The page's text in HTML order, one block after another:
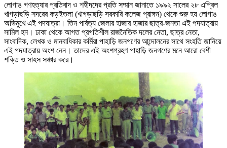
লোগাঙ গণহত্যার প্রতিবাদ ও শহীদদের প্রতি সম্মান জানাতে ১৯৯২ সালের ২৮ এপ্রিল
খাগড়াছড়ি সদরের কড়ইতলা (খাগড়াছড়ি সরকারি কলেজ প্রাঙ্গন) থেকে শুরু হয় লোগাঙ
অভিমুখে এই পদযাত্রা। তিন পার্বত্য জেলার হাজার হাজার ছাত্র-জনতা এই পদযাত্রায়
সামিল হন। ঢাকা থেকে আগত প্রগতিশীল রাজনৈতিক দলের নেতা, ছাত্র নেতা,
সাংবাদিক, লেখক ও মানবাধিকার কর্মিরা পাহাড়ি জনগণের আন্দোলনের সাথে সংহতি জানিয়ে
এই পদযাত্রায় অংশ নেন। তাদের এই অংশগ্রহণ পাহাড়ি জনগণের মনে আরো বেশী
শক্তি ও সাহস সঞ্চার করে।